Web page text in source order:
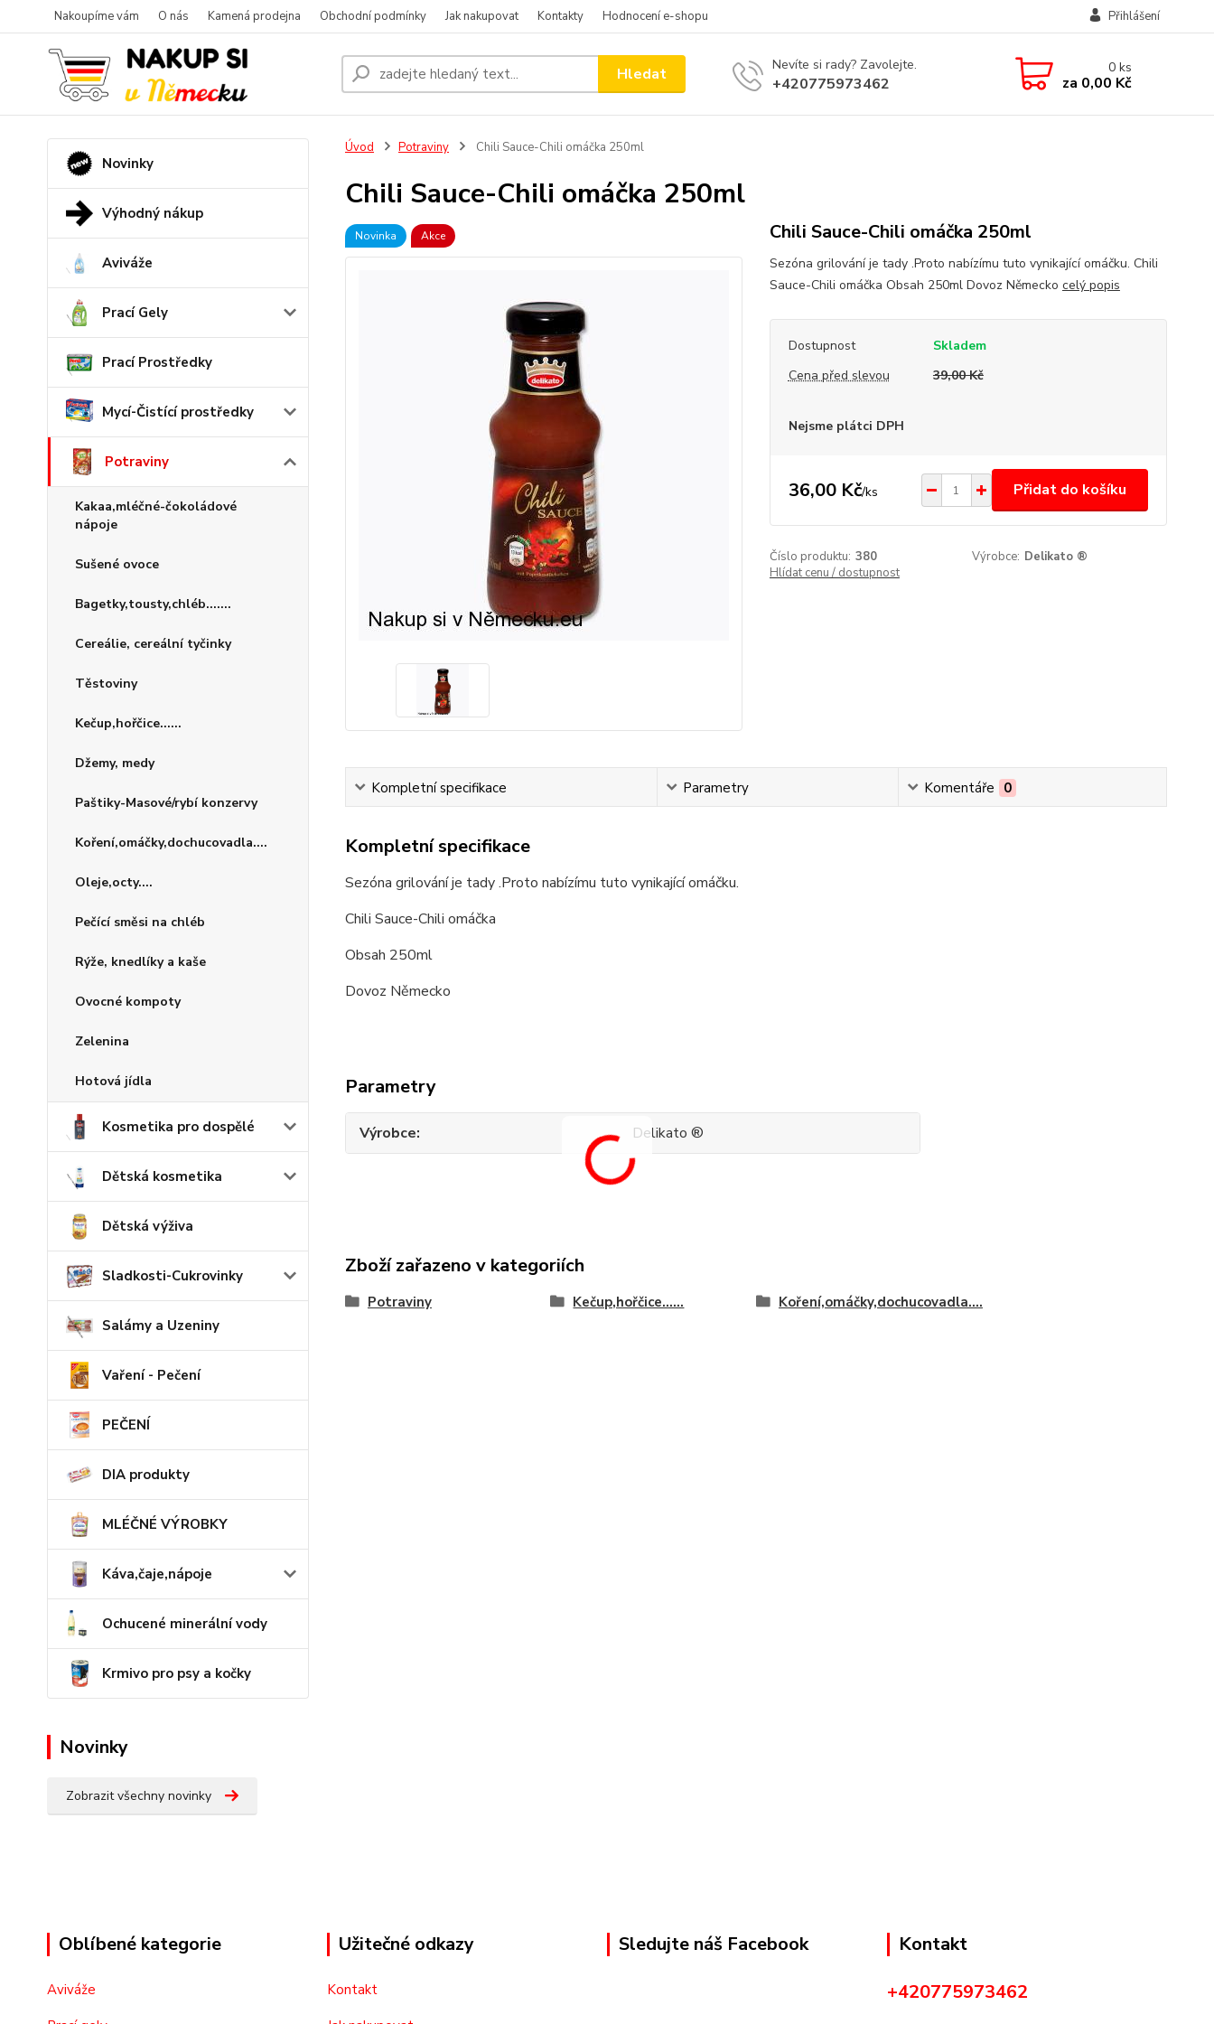
Nakoupíme vám O nás Kamená prodejna Obchodní podmínky Jak nakupovat Kontakty Hodnocení e-shopu Přihlášení
Hledat Nevíte si rady? Zavolejte.
+420775973462
0ks
za 0,00 Kč
Novinky
Výhodný nákup
Aviváže
Prací Gely
Prací Prostředky
Mycí-Čistící prostředky
Potraviny
Kakaa,mléčné-čokoládové
nápoje
Sušené ovoce
Bagetky,tousty,chléb.......
Cereálie, cereální tyčinky
Těstoviny
Kečup,hořčice......
Džemy, medy
Paštiky-Masové/rybí konzervy
Koření,omáčky,dochucovadla....
Oleje,octy....
Pečící směsi na chléb
Rýže, knedlíky a kaše
Ovocné kompoty
Zelenina
Hotová jídla
Kosmetika pro dospělé
Dětská kosmetika
Dětská výživa
Sladkosti-Cukrovinky
Salámy a Uzeniny
Vaření - Pečení
PEČENÍ
DIA produkty
MLÉČNÉ VÝROBKY
Káva,čaje,nápoje
Ochucené minerální vody
Krmivo pro psy a kočky
Novinky
Zobrazit všechny novinky
Úvod Potraviny Chili Sauce-Chili omáčka 250ml
Chili Sauce-Chili omáčka 250ml
Novinka Akce Chili Sauce-Chili omáčka 250ml
Sezóna grilování je tady .Proto nabízímu tuto vynikající omáčku. Chili
Sauce-Chili omáčka Obsah 250ml Dovoz Německo celý popis
Dostupnost
Skladem
Cena před slevou
39,00 Kč
Nejsme plátci DPH
36,00 Kč/ks Přidat do košíku
Číslo produktu: 380 Výrobce: Delikato ®
Hlídat cenu / dostupnost
Kompletní specifikace Parametry Komentáře 0
Kompletní specifikace
Sezóna grilování je tady .Proto nabízímu tuto vynikající omáčku.
Chili Sauce-Chili omáčka
Obsah 250ml
Dovoz Německo
Parametry
Výrobce Delikato ®
Zboží zařazeno v kategoriích
Potraviny Kečup,hořčice...... Koření,omáčky,dochucovadla....
Oblíbené kategorie
Aviváže
Užitečné odkazy
Kontakt
Sledujte náš Facebook
Kontakt
+420775973462